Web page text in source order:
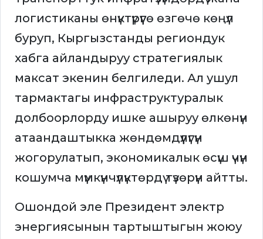
логистиканы өнүктүрүүгө өзгөчө көңүл
буруп, Кыргызстанды региондук
хабга айландыруу стратегиялык
максат экенин белгиледи. Ал ушул
тармактагы инфраструктуралык
долбоорлорду ишке ашыруу өлкөнүн
атаандаштыкка жөндөмдүүлүгүн
жогорулатып, экономикалык өсүш үчүн
кошумча мүмкүнчүлүктөрдү түзөрүн айтты.
Ошондой эле Президент электр
энергиясынын тартыштыгын жоюу